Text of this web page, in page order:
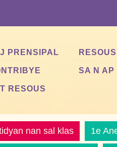
PRENSIPAL RESOUS
SA N AP
RESOUS
nan sal klas 1e